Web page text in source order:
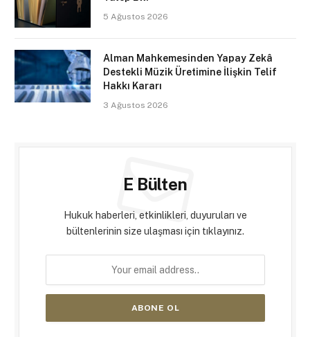
5 Ağustos 2026
Alman Mahkemesinden Yapay Zekâ
Destekli Müzik Üretimine İlişkin Telif
Hakkı Kararı
3 Ağustos 2026
E Bülten
Hukuk haberleri, etkinlikleri, duyuruları ve
bültenlerinin size ulaşması için tıklayınız.